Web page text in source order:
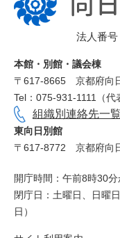
日
市
所
法人番号
本館・別館・議会棟
〒617‐8665
京都府向
Tel：075-931-1111（代
東向日別館
〒617-8772
京都府向
組織別連絡先一覧
開庁時間：午前8時30
閉庁日：土曜日、日曜
日）